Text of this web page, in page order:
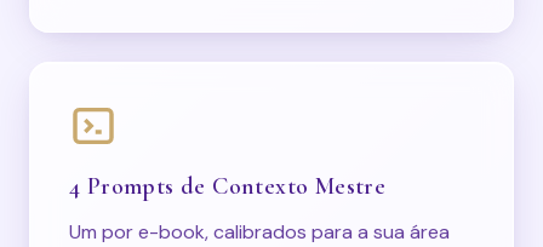
4 Prompts de Contexto Mestre
Um por e-book, calibrados para a sua área